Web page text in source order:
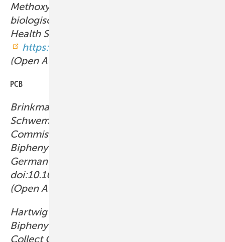
Methoxyessigsäure. Beurteilungswerte in
biologischem Material. MAK Collect Occup
Health Saf 2024; 9: Doc017.
https://doi.org/10.34865/bb62545d9_1ad
(Open Access).
PCB
Brinkmann B, Bartsch R, Schriever-
Schwemmer G, Drexler H, Hartwig A, MAK
Commission: Addendum to Chlorinated
Biphenyls BAT Value Documentation in
German language. 2019.
doi:10.1002/3527600418.bb133636d0024
(Open Access).
Hartwig A, MAK Commission: Chlorierte
Biphenyle. MAK-Begründung, Nachtrag. MAK
Collect Occup Health Saf 2025; 10: Doc005.